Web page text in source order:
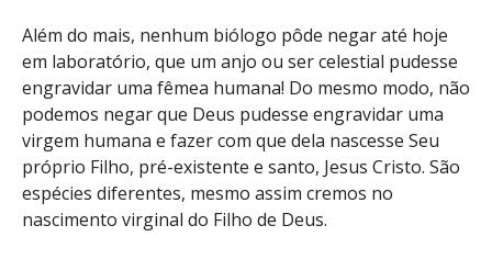
Além do mais, nenhum biólogo pôde negar até hoje
em laboratório, que um anjo ou ser celestial pudesse
engravidar uma fêmea humana! Do mesmo modo, não
podemos negar que Deus pudesse engravidar uma
virgem humana e fazer com que dela nascesse Seu
próprio Filho, pré-existente e santo, Jesus Cristo. São
espécies diferentes, mesmo assim cremos no
nascimento virginal do Filho de Deus.